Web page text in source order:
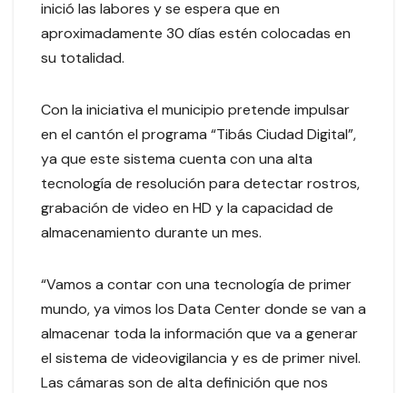
inició las labores y se espera que en
aproximadamente 30 días estén colocadas en
su totalidad.
Con la iniciativa el municipio pretende impulsar
en el cantón el programa “Tibás Ciudad Digital”,
ya que este sistema cuenta con una alta
tecnología de resolución para detectar rostros,
grabación de video en HD y la capacidad de
almacenamiento durante un mes.
“Vamos a contar con una tecnología de primer
mundo, ya vimos los Data Center donde se van a
almacenar toda la información que va a generar
el sistema de videovigilancia y es de primer nivel.
Las cámaras son de alta definición que nos